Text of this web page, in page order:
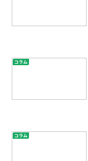
コラム
コラム